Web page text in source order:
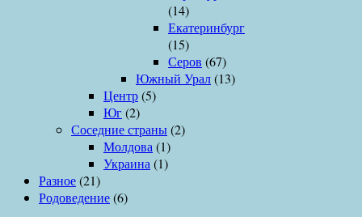
(14)
Екатеринбург
(15)
Серов (67)
Южный Урал(13)
Центр(5)
Юг(2)
Соседние страны(2)
Молдова (1)
Украина (1)
Разное(21)
Родоведение(6)